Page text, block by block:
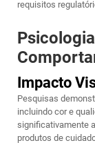
requisitos
Impacto
Pesquisas
incluindo cor e
significativamente
produtos de